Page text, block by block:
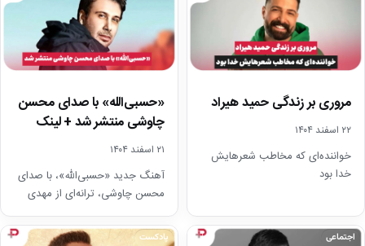
مروری بر زندگی حمید هیراد
۲۲ اسفند ۱۴۰۴
خواننده‌ای که مخاطب شعرهایش
خدا بود
«حسبی‌الله» با صدای محسن
چاوشی منتشر شد + لینک
دانلود و متن
۲۱ اسفند ۱۴۰۴
آهنگ جدید «حسبی‌الله»، با صدای
محسن چاوشی، ترانه‌ای از مهدی
عباسی و میکس و مسترینگ مهدی
کریمی منتشر…
اجتماعی پادکست